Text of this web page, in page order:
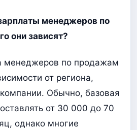
менеджеров по
они зависят?
менеджеров по продажам
от региона,
Обычно, базовая
от 30 000 до 70
однако многие